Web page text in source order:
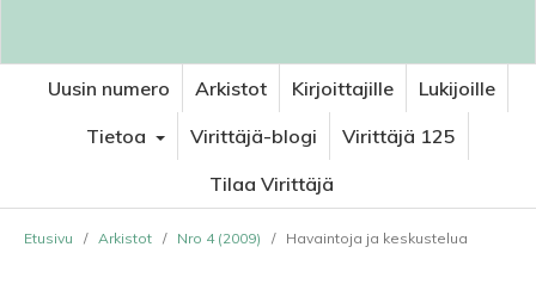
Uusin numero Arkistot Kirjoittajille
Lukijoille
Tietoa
Virittäjä-blogi
Virittäjä 125
Tilaa Virittäjä
Etusivu / Arkistot / Nro 4 (2009) / Havaintoja ja keskustelua